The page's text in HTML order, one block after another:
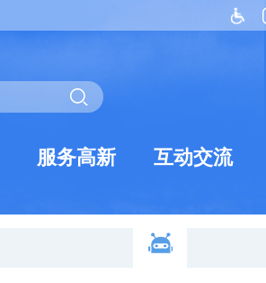
服务高新 互动交流